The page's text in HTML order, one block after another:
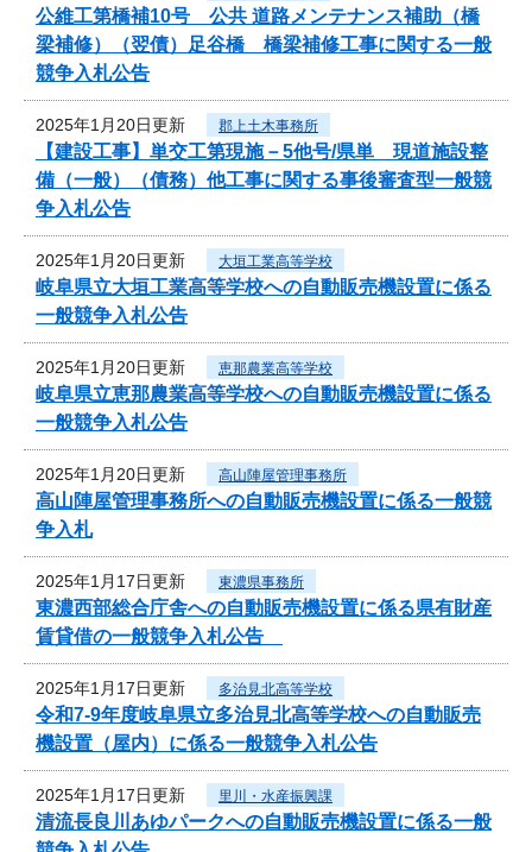
公維工第橋補10号 公共 道路メンテナンス補助（橋
梁補修）（翌債）足谷橋 橋梁補修工事に関する一般
競争入札公告
2025年1月20日更新 郡上土木事務所
【建設工事】単交工第現施－5他号/県単 現道施設整
備（一般）（債務）他工事に関する事後審査型一般競
争入札公告
2025年1月20日更新 大垣工業高等学校
岐阜県立大垣工業高等学校への自動販売機設置に係る
一般競争入札公告
2025年1月20日更新 恵那農業高等学校
岐阜県立恵那農業高等学校への自動販売機設置に係る
一般競争入札公告
2025年1月20日更新 高山陣屋管理事務所
高山陣屋管理事務所への自動販売機設置に係る一般競
争入札
2025年1月17日更新 東濃県事務所
東濃西部総合庁舎への自動販売機設置に係る県有財産
賃貸借の一般競争入札公告
2025年1月17日更新 多治見北高等学校
令和7‐9年度岐阜県立多治見北高等学校への自動販売
機設置（屋内）に係る一般競争入札公告
2025年1月17日更新 里川・水産振興課
清流長良川あゆパークへの自動販売機設置に係る一般